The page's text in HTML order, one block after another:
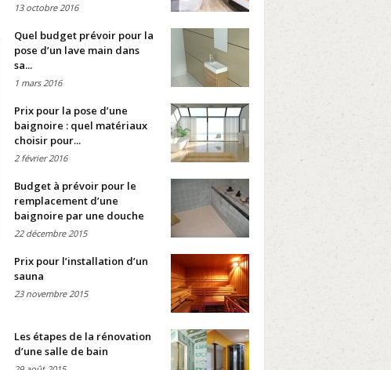
13 octobre 2016
Quel budget prévoir pour la
pose d’un lave main dans
sa...
1 mars 2016
Prix pour la pose d’une
baignoire : quel matériaux
choisir pour...
2 février 2016
Budget à prévoir pour le
remplacement d’une
baignoire par une douche
22 décembre 2015
Prix pour l’installation d’un
sauna
23 novembre 2015
Les étapes de la rénovation
d’une salle de bain